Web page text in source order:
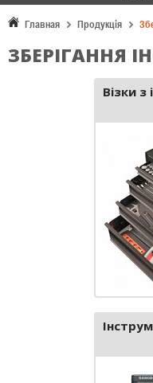
Главная Продукція
ЗБЕРІГАННЯ
Візки